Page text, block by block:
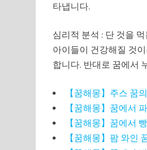
타냅니다.
심리적 분석 : 단 것을
아이들이 건강해질 것
합니다. 반대로 꿈에서
【꿈해몽】주스 꿈
【꿈해몽】꿈에서
【꿈해몽】꿈에서
【꿈해몽】팜 와인